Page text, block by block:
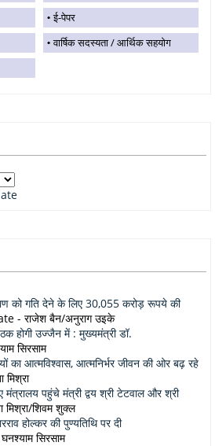
ई-पेपर
वार्षिक सदस्यता / आर्थिक सहयोग
को गति देने के लिए 30,055 करोड़ रूपये की
- राजेश बैन/अनुराग उइके
होगी उज्जैन में : मुख्यमंत्री डॉ.
सिरसाम
का आत्मविश्वास, आत्मनिर्भर जीवन की ओर बढ़ रहे
मिश्रा
पहुंचे मंत्री द्वय श्री टेटवाल और श्री
मिश्रा/शिवम शुक्ल
होल्कर की पुण्यतिथि पर दी
सिरसाम